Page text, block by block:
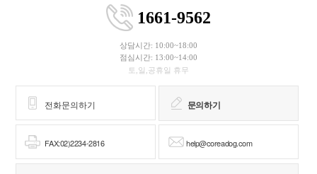
1661-9562
상담시간: 10:00~18:00
점심시간: 13:00~14:00
토,일,공휴일 휴무
전화문의하기 문의하기
FAX:02)2234-2816 help@coreadog.com